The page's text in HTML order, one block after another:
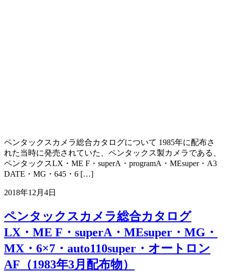
ペンタックスカメラ総合カタログについて 1985年に配布さ
れた当時に発売されていた、ペンタックス製カメラである、
ペンタックスLX・ME F・superA・programA・MEsuper・A3
DATE・MG・645・6 […]
2018年12月4日
ペンタックスカメラ総合カタログ
LX・ME F・superA・MEsuper・MG・
MX・6×7・auto110super・オートロン
AF（1983年3月配布物）